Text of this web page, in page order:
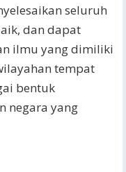
seluruh
dan dapat
ilmu yang dimiliki
tempat
bentuk
negara yang